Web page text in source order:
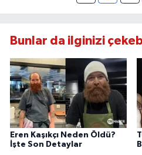
Bunlar da ilginizi
Eren Kaşıkçı Neden Öldü?
İşte Son Detaylar